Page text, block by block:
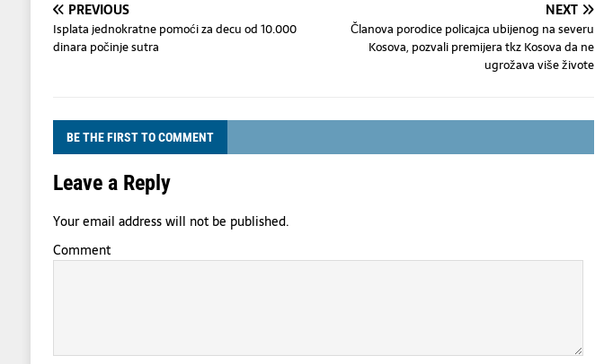
PREVIOUS
Isplata jednokratne pomoći za decu od 10.000
dinara počinje sutra
NEXT
Članova porodice policajca ubijenog na severu
Kosova, pozvali premijera tkz Kosova da ne
ugrožava više živote
BE THE FIRST TO COMMENT
Leave a Reply
Your email address will not be published.
Comment